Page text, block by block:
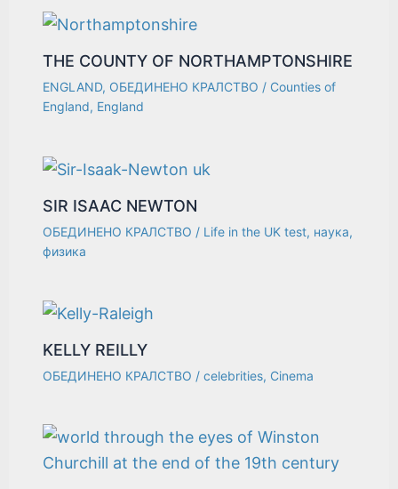
THE COUNTY OF NORTHAMPTONSHIRE
ENGLAND, ОБЕДИНЕНО КРАЛСТВО / Counties of
England, England
SIR ISAAC NEWTON
ОБЕДИНЕНО КРАЛСТВО / Life in the UK test, наука,
физика
KELLY REILLY
ОБЕДИНЕНО КРАЛСТВО /celebrities, Cinema